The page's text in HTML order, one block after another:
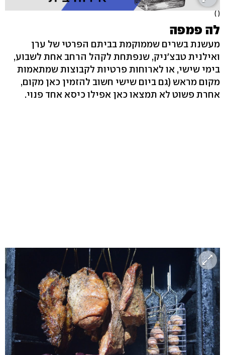
( )
לה פמפה
מעשנת בשרים שממוקמת בביתם הפרטי של ערן
ואילנית טבצ'ניק, שנפתחת לקהל הרחב אחת לשבוע,
בימי שישי, או לארוחות פרטיות לקבוצות שמתאמות
מקום מראש (גם ביום שישי חשוב להזמין כאן מקום,
אחרת פשוט לא תמצאו כאן אפילו כיסא אחד פנוי.